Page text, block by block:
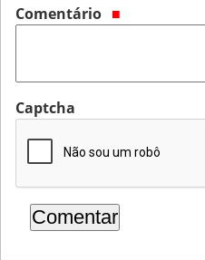
Comentário
Captcha